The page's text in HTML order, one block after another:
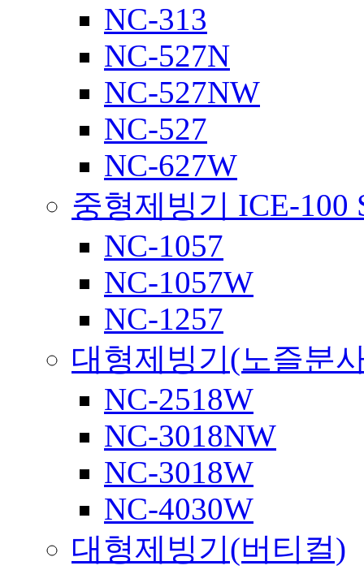
NC-313
NC-527N
NC-527NW
NC-527
NC-627W
중형제빙기 ICE-100
NC-1057
NC-1057W
NC-1257
대형제빙기(노즐분
NC-2518W
NC-3018NW
NC-3018W
NC-4030W
대형제빙기(버티컬)